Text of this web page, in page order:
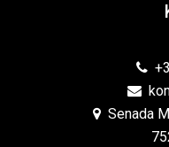
Senada